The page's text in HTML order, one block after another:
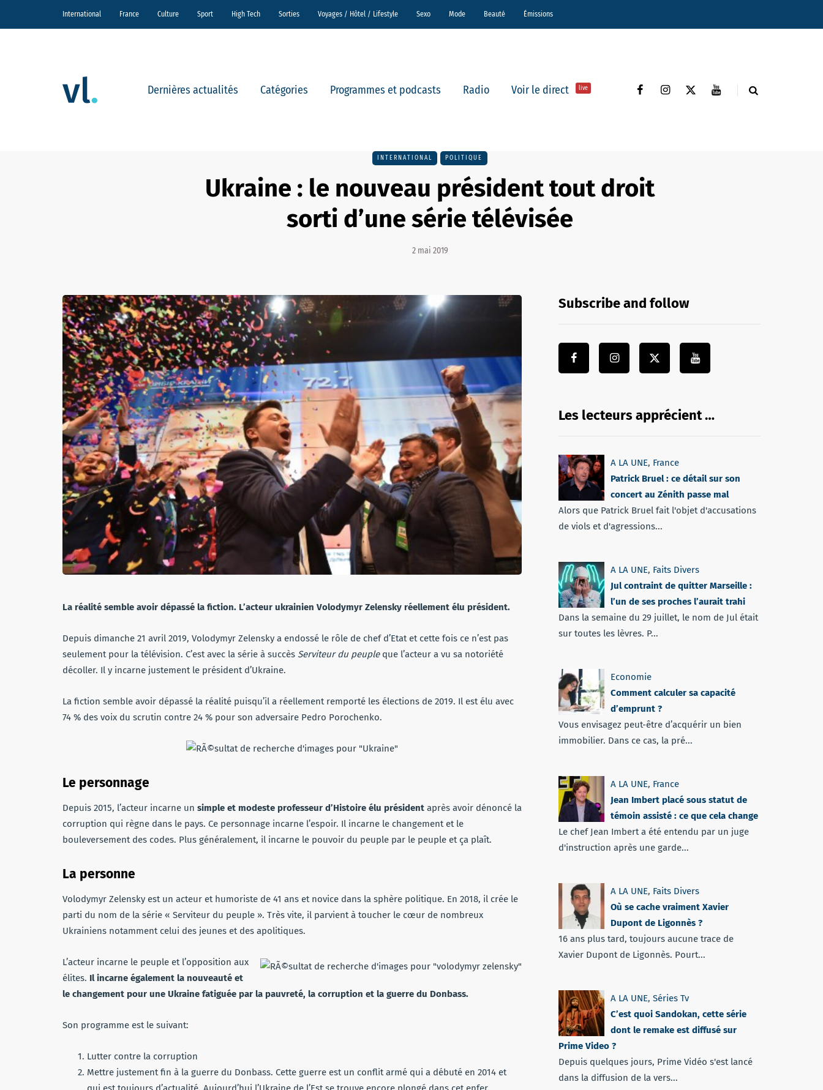
International France Culture Sport High Tech Sorties Voyages / Hôtel / Lifestyle Sexo Mode Beauté Émissions
Dernières actualités Catégories Programmes et podcasts Radio Voir le direct live
INTERNATIONAL POLITIQUE
Ukraine : le nouveau président tout droit
sorti d’une série télévisée
2 mai 2019
La réalité semble avoir dépassé la fiction. L’acteur ukrainien Volodymyr Zelensky réellement élu président.
Depuis dimanche 21 avril 2019, Volodymyr Zelensky a endossé le rôle de chef d’Etat et cette fois ce n’est pas
seulement pour la télévision. C’est avec la série à succès Serviteur du peuple que l’acteur a vu sa notoriété
décoller. Il y incarne justement le président d’Ukraine.
La fiction semble avoir dépassé la réalité puisqu’il a réellement remporté les élections de 2019. Il est élu avec
74 % des voix du scrutin contre 24 % pour son adversaire Pedro Porochenko.
Le personnage
Depuis 2015, l’acteur incarne un simple et modeste professeur d’Histoire élu président après avoir dénoncé la
corruption qui règne dans le pays. Ce personnage incarne l’espoir. Il incarne le changement et le
bouleversement des codes. Plus généralement, il incarne le pouvoir du peuple par le peuple et ça plaît.
La personne
Volodymyr Zelensky est un acteur et humoriste de 41 ans et novice dans la sphère politique. En 2018, il crée le
parti du nom de la série « Serviteur du peuple ». Très vite, il parvient à toucher le cœur de nombreux
Ukrainiens notamment celui des jeunes et des apolitiques.
L’acteur incarne le peuple et l’opposition aux
élites. Il incarne également la nouveauté et
le changement pour une Ukraine fatiguée par la pauvreté, la corruption et la guerre du Donbass.
Son programme est le suivant:
Lutter contre la corruption
Mettre justement fin à la guerre du Donbass. Cette guerre est un conflit armé qui a débuté en 2014 et
Subscribe and follow
Les lecteurs apprécient …
A LA UNE, France
Patrick Bruel : ce détail sur son
concert au Zénith passe mal
Alors que Patrick Bruel fait l'objet d'accusations
de viols et d'agressions...
A LA UNE, Faits Divers
Jul contraint de quitter Marseille :
l’un de ses proches l’aurait trahi
Dans la semaine du 29 juillet, le nom de Jul était
sur toutes les lèvres. P...
Economie
Comment calculer sa capacité
d’emprunt ?
Vous envisagez peut-être d’acquérir un bien
immobilier. Dans ce cas, la pré...
A LA UNE, France
Jean Imbert placé sous statut de
témoin assisté : ce que cela change
Le chef Jean Imbert a été entendu par un juge
d'instruction après une garde...
A LA UNE, Faits Divers
Où se cache vraiment Xavier
Dupont de Ligonnès ?
16 ans plus tard, toujours aucune trace de
Xavier Dupont de Ligonnès. Pourt...
A LA UNE, Séries Tv
C’est quoi Sandokan, cette série
dont le remake est diffusé sur
Prime Video ?
Depuis quelques jours, Prime Vidéo s'est lancé
dans la diffusion de la vers...